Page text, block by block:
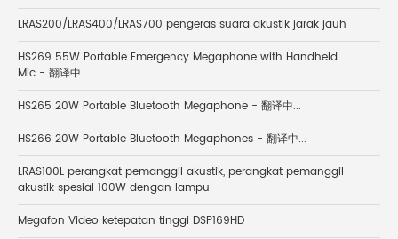
LRAS200/LRAS400/LRAS700 pengeras suara akustik jarak jauh
HS269 55W Portable Emergency Megaphone with Handheld
Mic - 翻译中...
HS265 20W Portable Bluetooth Megaphone - 翻译中...
HS266 20W Portable Bluetooth Megaphones - 翻译中...
LRAS100L perangkat pemanggil akustik, perangkat pemanggil
akustik spesial 100W dengan lampu
Megafon Video ketepatan tinggi DSP169HD